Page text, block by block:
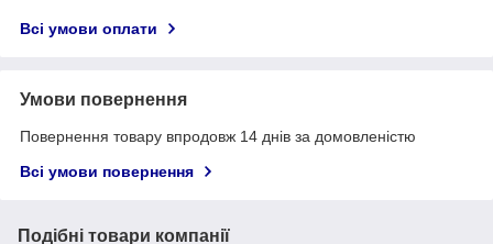
Всі умови оплати
Умови повернення
Повернення товару впродовж 14 днів за домовленістю
Всі умови повернення
Подібні товари компанії